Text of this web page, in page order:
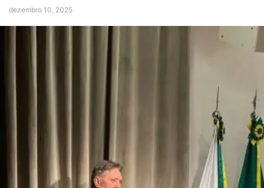
dezembro 10, 2025